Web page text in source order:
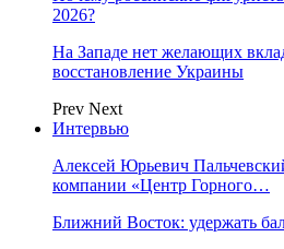
2026?
На Западе нет желающих
восстановление Украины
Prev Next
Интервью
Алексей Юрьевич
компании «Центр Горного…
Ближний Восток: удержать